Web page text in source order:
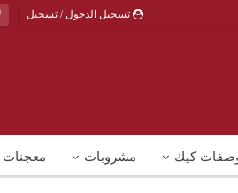
تسجيل الدخول / تسجيل
كيك مشروبات معجنات